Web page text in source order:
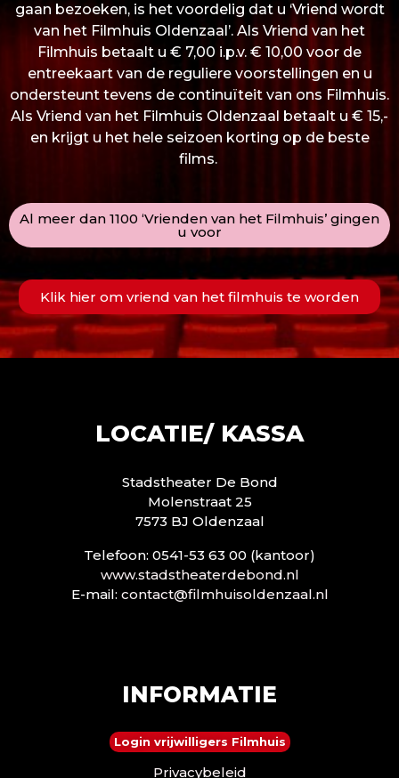
gaan bezoeken, is het voordelig dat u ‘Vriend wordt
van het Filmhuis Oldenzaal’. Als Vriend van het
Filmhuis betaalt u € 7,00 i.p.v. € 10,00 voor de
entreekaart van de reguliere voorstellingen en u
ondersteunt tevens de continuïteit van ons Filmhuis.
Als Vriend van het Filmhuis Oldenzaal betaalt u € 15,-
en krijgt u het hele seizoen korting op de beste
films.
Al meer dan 1100 ‘Vrienden van het Filmhuis’ gingen
u voor
Klik hier om vriend van het filmhuis te worden
LOCATIE/ KASSA
Stadstheater De Bond
Molenstraat 25
7573 BJ Oldenzaal
Telefoon: 0541-53 63 00 (kantoor)
www.stadstheaterdebond.nl
E-mail: contact@filmhuisoldenzaal.nl
INFORMATIE
Login vrijwilligers Filmhuis
Privacybeleid